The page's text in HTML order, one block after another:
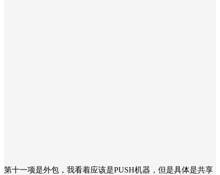
第十一项是外包，我看着应该是PUSH机器，但是具体是共享